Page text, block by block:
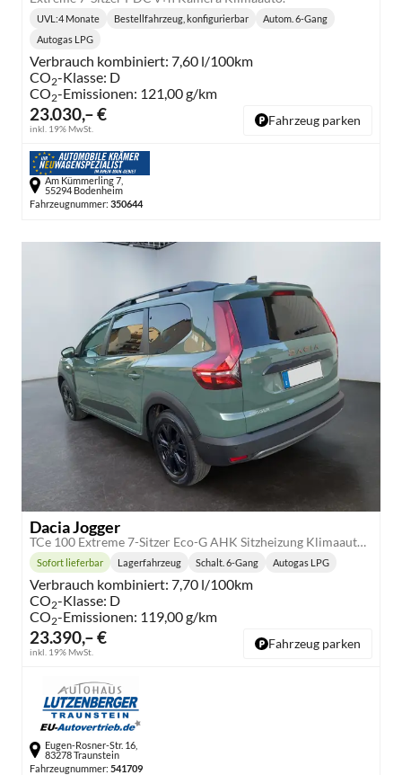
23.030,– €
inkl. 19% MwSt.
Lieferzeit:
UVL :4 Monate Bestellfahrzeug, konfigurierbar
Getriebe:
Autom. 6-Gang
Kraftstoff:
Autogas LPG
Verbrauch kombiniert: 7,60 l/100km
CO2-Klasse: D
CO2-Emissionen: 121,00 g/km
Fahrzeug parken
Am Kümmerling 7,
55294 Bodenheim
Fahrzeugnummer: 350644
Dacia Jogger
TCe 100 Extreme 7-Sitzer Eco-G AHK Sitzheizung Klimaautomatik Einparkhilfe hinten Rückfahrkamera
23.390,– €
inkl. 19% MwSt.
Lieferzeit:
Sofort lieferbar Lagerfahrzeug
Getriebe:
Schalt. 6-Gang Autogas LPG
Verbrauch kombiniert: 7,70 l/100km
CO2-Klasse: D
CO2-Emissionen: 119,00 g/km
Fahrzeug parken
Eugen-Rosner-Str. 16,
83278 Traunstein
Fahrzeugnummer: 541709